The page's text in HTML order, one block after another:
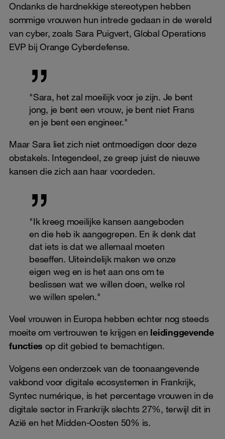
Ondanks de hardnekkige stereotypen hebben
sommige vrouwen hun intrede gedaan in de wereld
van cyber, zoals Sara Puigvert, Global Operations
EVP bij Orange Cyberdefense.
"Sara, het zal moeilijk voor je zijn. Je bent
jong, je bent een vrouw, je bent niet Frans
en je bent een engineer."
Maar Sara liet zich niet ontmoedigen door deze
obstakels. Integendeel, ze greep juist de nieuwe
kansen die zich aan haar voordeden.
"Ik kreeg moeilijke kansen aangeboden
en die heb ik aangegrepen. En ik denk dat
dat iets is dat we allemaal moeten
beseffen. Uiteindelijk maken we onze
eigen weg en is het aan ons om te
beslissen wat we willen doen, welke rol
we willen spelen."
Veel vrouwen in Europa hebben echter nog steeds
moeite om vertrouwen te krijgen en leidinggevende
functies op dit gebied te bemachtigen.
Volgens een onderzoek van de toonaangevende
vakbond voor digitale ecosystemen in Frankrijk,
Syntec numérique, is het percentage vrouwen in de
digitale sector in Frankrijk slechts 27%, terwijl dit in
Azië en het Midden-Oosten 50% is.